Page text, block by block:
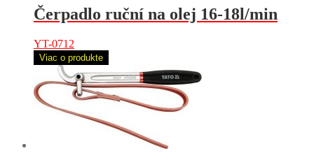
Čerpadlo ruční na olej 16-18l/min
YT-0712
Viac o produkte